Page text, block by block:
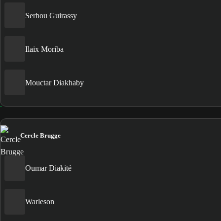
Serhou Guirassy
Ilaix Moriba
Mouctar Diakhaby
Cercle Brugge
Oumar Diakité
Warleson